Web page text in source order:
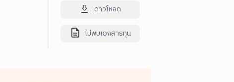
ดาวโหลด
ไม่พบเอกสารทุน